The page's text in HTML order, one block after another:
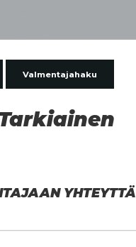
Valmentajahaku
YHTEYTTÄ